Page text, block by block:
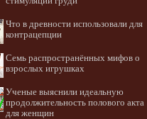
Что в древности использовали для
контрацепции
Семь распространённых мифов о
взрослых игрушках
Ученые выяснили идеальную
продолжительность полового акта
для женщин